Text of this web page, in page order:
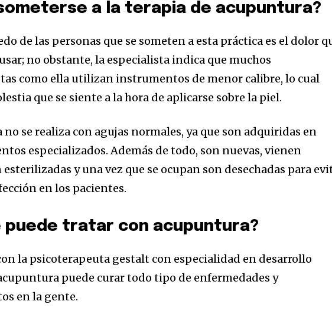
de
y sé parte de
a la terapia de acupuntura?
de las personas que se someten a esta práctica es el dolor
no obstante, la especialista indica que muchos
como ella utilizan instrumentos de menor calibre, lo cual
que se siente a la hora de aplicarse sobre la piel.
no se realiza con agujas normales, ya que son adquiridas en
especializados. Además de todo, son nuevas, vienen
esterilizadas y una vez que se ocupan son desechadas para
en los pacientes.
puede tratar con acupuntura?
la psicoterapeuta gestalt con especialidad en desarrollo
puede curar todo tipo de enfermedades y
en la gente.